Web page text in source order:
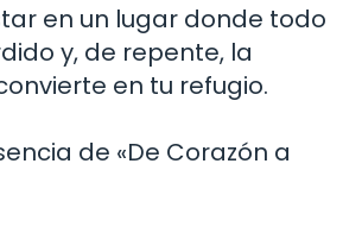
en un lugar donde todo
y, de repente, la
en tu refugio.
de «De Corazón a